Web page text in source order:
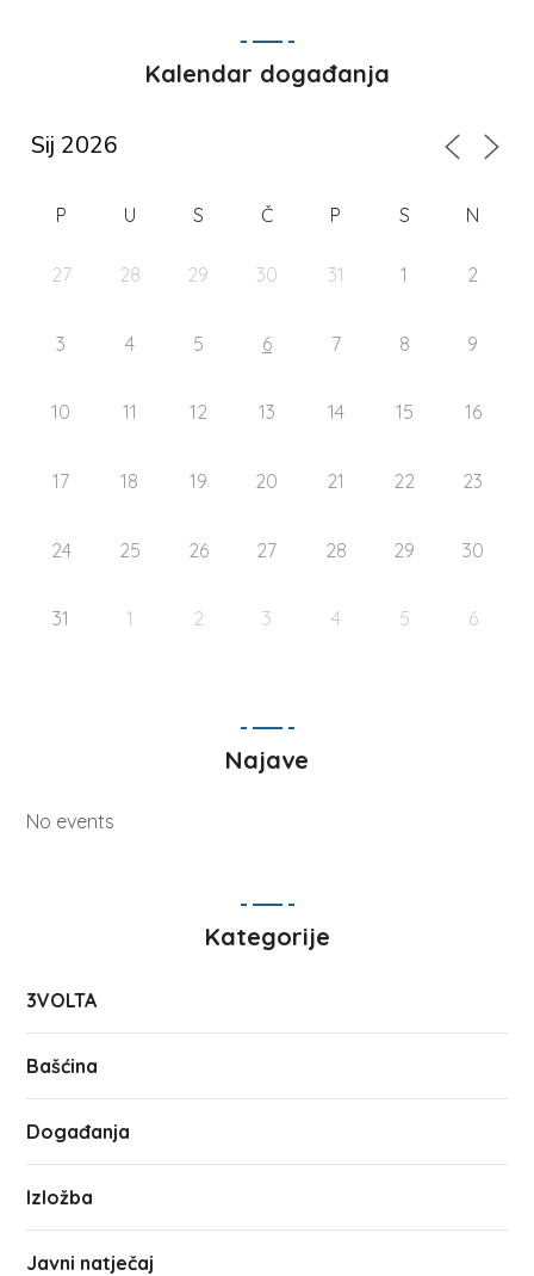
Kalendar događanja
P U S Č P S N
27 28 29 30 31 1 2
3 4 5 6 7 8 9
10 11 12 13 14 15 16
17 18 19 20 21 22 23
24 25 26 27 28 29 30
31 1 2 3 4 5 6
Najave
No events
Kategorije
3VOLTA
Bašćina
Događanja
Izložba
Javni natječaj